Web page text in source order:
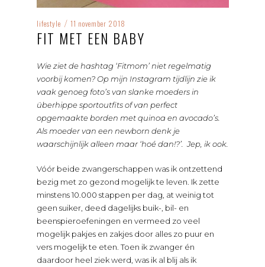
lifestyle / 11 november 2018
FIT MET EEN BABY
Wie ziet de hashtag ‘Fitmom’ niet regelmatig
voorbij komen? Op mijn Instagram tijdlijn zie ik
vaak genoeg foto’s van slanke moeders in
überhippe sportoutfits of van perfect
opgemaakte borden met quinoa en avocado’s.
Als moeder van een newborn denk je
waarschijnlijk alleen maar ‘hoé dan!?’. Jep, ik ook.
Vóór beide zwangerschappen was ik ontzettend
bezig met zo gezond mogelijk te leven. Ik zette
minstens 10.000 stappen per dag, at weinig tot
geen suiker, deed dagelijks buik-, bil- en
beenspieroefeningen en vermeed zo veel
mogelijk pakjes en zakjes door alles zo puur en
vers mogelijk te eten. Toen ik zwanger én
daardoor heel ziek werd, was ik al blij als ik